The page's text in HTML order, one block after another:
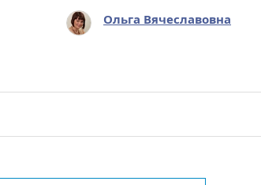
Ольга Вячеславовна